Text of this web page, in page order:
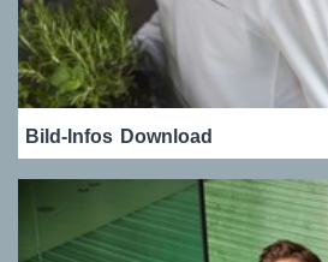
Bild-Infos Download